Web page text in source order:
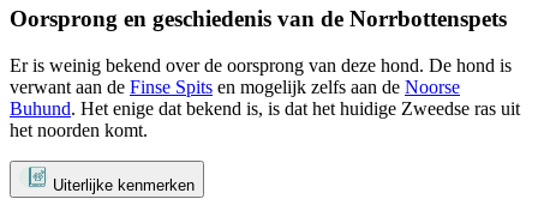
Oorsprong en geschiedenis van de Norrbottenspets
Er is weinig bekend over de oorsprong van deze hond. De hond is
verwant aan de Finse Spits en mogelijk zelfs aan de Noorse
Buhund. Het enige dat bekend is, is dat het huidige Zweedse ras uit
het noorden komt.
Uiterlijke kenmerken